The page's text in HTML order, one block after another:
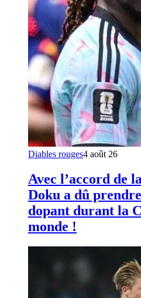
Diables rouges4 août 26
Avec l’accord de
Doku a dû
dopant durant la
monde !